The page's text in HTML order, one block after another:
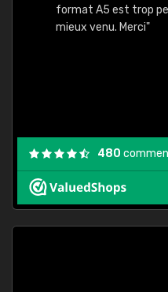
format A5 est trop
mieux venu. Merci"
480